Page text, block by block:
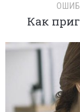
Как